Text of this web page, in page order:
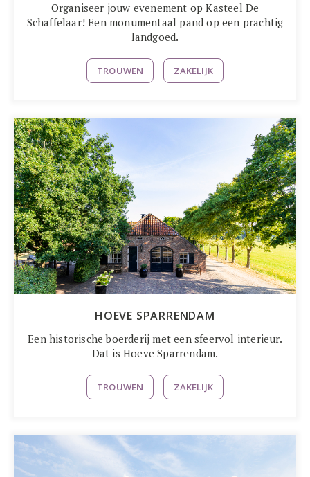
Organiseer jouw evenement op Kasteel De
Schaffelaar! Een monumentaal pand op een prachtig
landgoed.
TROUWEN ZAKELIJK
HOEVE SPARRENDAM
Een historische boerderij met een sfeervol interieur.
Dat is Hoeve Sparrendam.
TROUWEN ZAKELIJK